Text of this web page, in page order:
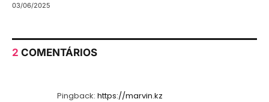
03/06/2025
2 COMENTÁRIOS
Pingback: https://marvin.kz